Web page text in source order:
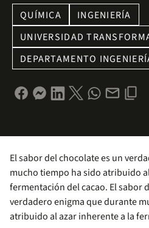
QUÍMICA
INGENIERÍA
UNIVERSIDAD
DEPARTAMENTO
El sabor del chocolate es un
mucho tiempo ha sido atribuido
fermentación del cacao. El sabor
verdadero enigma que durante
atribuido al azar inherente a la